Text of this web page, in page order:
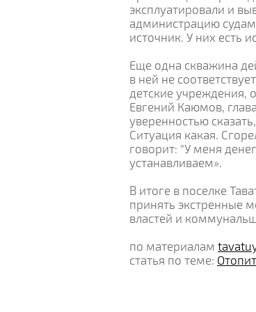
эксплуатировали и
администрацию
источник. У них есть
Еще одна скважина
в ней не
детские учреждения,
Евгений Каюмов,
уверенностью
Ситуация какая.
говорит: "У меня
устанавливаем».
В итоге в поселке
принять экстренные
властей и
по материалам
статья по теме: